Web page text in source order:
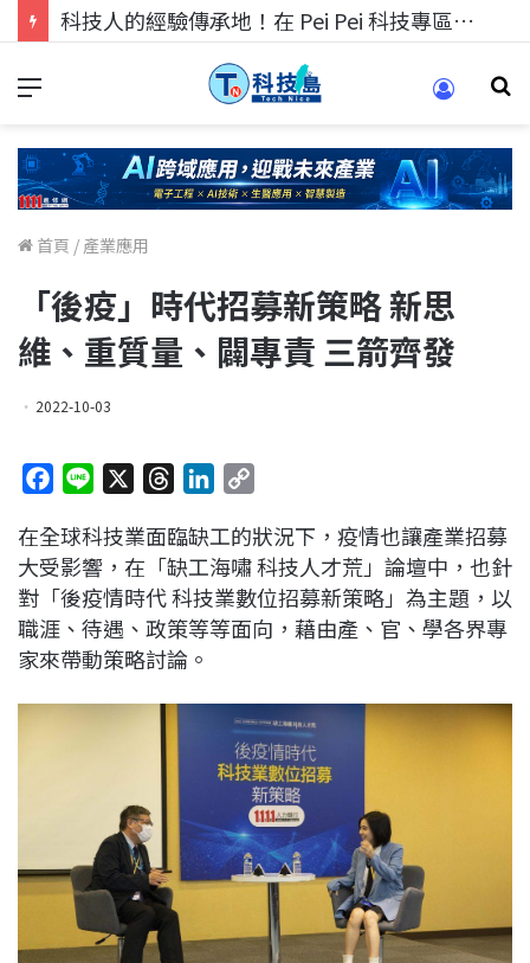
科技人的經驗傳承地！在 Pei Pei 科技專區，與學弟妹交流最硬核的技術
首頁 / 產業應用
「後疫」時代招募新策略 新思
維、重質量、闢專責 三箭齊發
2022-10-03
c
e
b
o
o
n
e
r
e
a
d
s
n
k
e
d
p
y
L
i
在全球科技業面臨缺工的狀況下，疫情也讓產業招募
大受影響，在「缺工海嘯 科技人才荒」論壇中，也針
對「後疫情時代 科技業數位招募新策略」為主題，以
職涯、待遇、政策等等面向，藉由產、官、學各界專
家來帶動策略討論。